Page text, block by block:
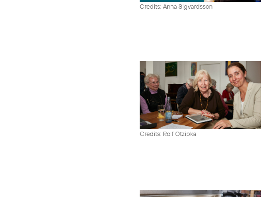
Credits: Anna Sigvardsson
Credits: Rolf Otzipka